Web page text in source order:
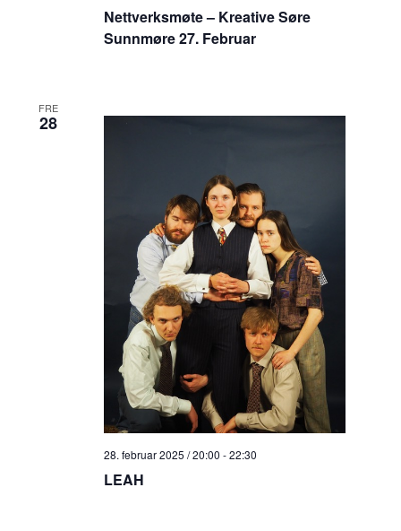
Nettverksmøte – Kreative Søre
Sunnmøre 27. Februar
FRE
28
28. februar 2025 / 20:00 -22:30
LEAH